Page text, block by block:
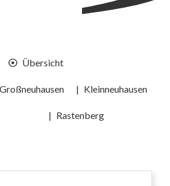
Übersicht
Großneuhausen | Kleinneuhausen
| Rastenberg